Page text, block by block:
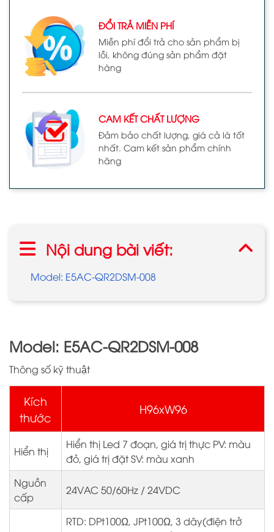
ĐỔI TRẢ MIỄN PHÍ
Miễn phí đổi trả cho sản phẩm bị
lỗi, không đúng sản phẩm đặt
hàng
CAM KẾT CHẤT LƯỢNG
Đảm bảo chất lượng, giá cả là tốt
nhất. Cam kết sản phẩm chính
hãng
Nội dung bài viết:
Model: E5AC-QR2DSM-008
Model: E5AC-QR2DSM-008
Thông số kỹ thuật
Kích
thước
H96xW96
Hiển thị
Hiển thị Led 7 đoạn, giá trị thực PV: màu
đỏ, giá trị đặt SV: màu xanh
Nguồn
cấp
24VAC 50/60Hz / 24VDC
RTD: DPt100Ω, JPt100Ω, 3 dây(điện trở